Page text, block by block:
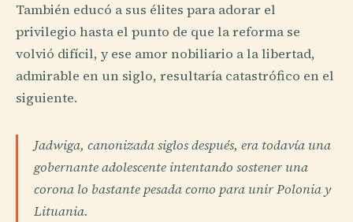
También educó a sus élites para adorar el
privilegio hasta el punto de que la reforma se
volvió difícil, y ese amor nobiliario a la libertad,
admirable en un siglo, resultaría catastrófico en el
siguiente.
Jadwiga, canonizada siglos después, era todavía una
gobernante adolescente intentando sostener una
corona lo bastante pesada como para unir Polonia y
Lituania.